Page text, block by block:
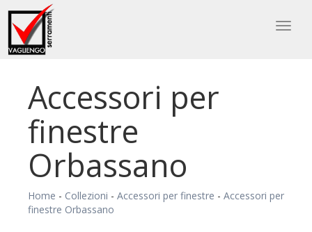
Accessori per
finestre
Orbassano
Home - Collezioni - Accessori per finestre - Accessori per
finestre Orbassano